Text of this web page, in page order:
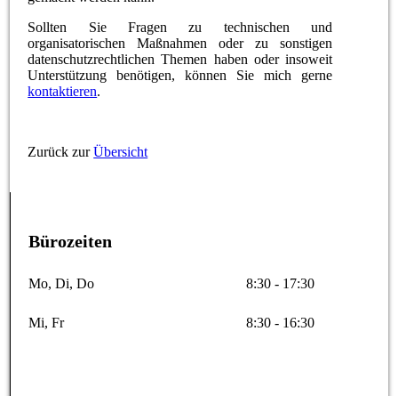
Sollten Sie Fragen zu technischen und
organisatorischen Maßnahmen oder zu sonstigen
datenschutzrechtlichen Themen haben oder insoweit
Unterstützung benötigen, können Sie mich gerne
kontaktieren.
Zurück zurÜbersicht
Bürozeiten
Mo, Di, Do 8:30 - 17:30
Mi, Fr 8:30 - 16:30